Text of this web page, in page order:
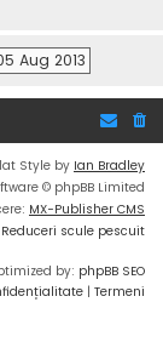
Style by Ian Bradley
© phpBB Limited
MX-Publisher CMS
Reduceri scule pescuit
by: phpBB SEO
| Termeni